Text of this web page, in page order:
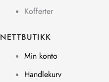
Kofferter
NETTBUTIKK
Min konto
Handlekurv